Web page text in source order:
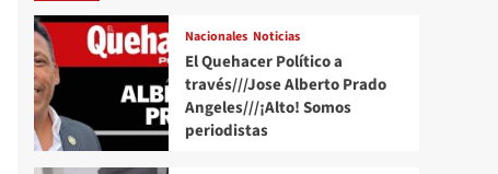
Nacionales Noticias
El Quehacer Político a
través///Jose Alberto Prado
Angeles///¡Alto! Somos
periodistas